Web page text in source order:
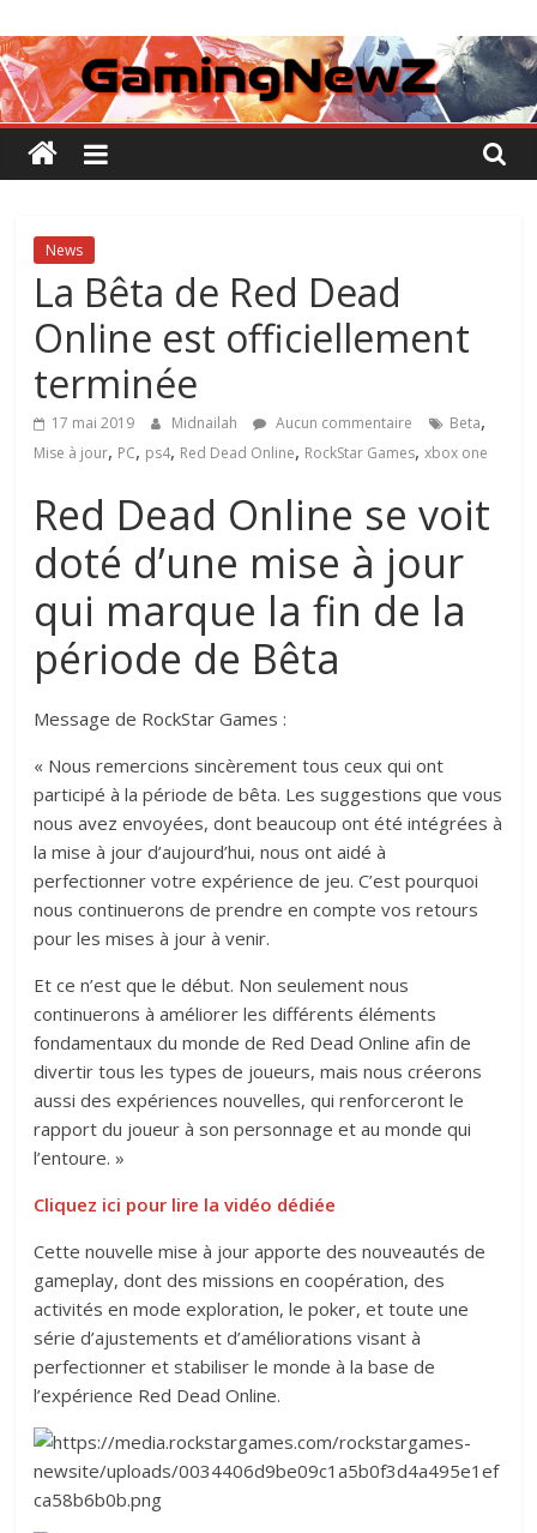
au
contenu
GamingNewZ
Tests
et
Actu
des
vidéo
News
La Bêta de Red Dead
Online est officiellement
terminée
17 mai 2019 Midnailah Aucun commentaire Beta,
Mise à jour, PC, ps4, Red Dead Online, RockStar Games,xbox one
Red Dead Online se voit
doté d’une mise à jour
qui marque la fin de la
période de Bêta
Message de RockStar Games :
« Nous remercions sincèrement tous ceux qui ont
participé à la période de bêta. Les suggestions que vous
nous avez envoyées, dont beaucoup ont été intégrées à
la mise à jour d’aujourd’hui, nous ont aidé à
perfectionner votre expérience de jeu. C’est pourquoi
nous continuerons de prendre en compte vos retours
pour les mises à jour à venir.
Et ce n’est que le début. Non seulement nous
continuerons à améliorer les différents éléments
fondamentaux du monde de Red Dead Online afin de
divertir tous les types de joueurs, mais nous créerons
aussi des expériences nouvelles, qui renforceront le
rapport du joueur à son personnage et au monde qui
l’entoure. »
Cliquez ici pour lire la vidéo dédiée
Cette nouvelle mise à jour apporte des nouveautés de
gameplay, dont des missions en coopération, des
activités en mode exploration, le poker, et toute une
série d’ajustements et d’améliorations visant à
perfectionner et stabiliser le monde à la base de
l’expérience Red Dead Online.